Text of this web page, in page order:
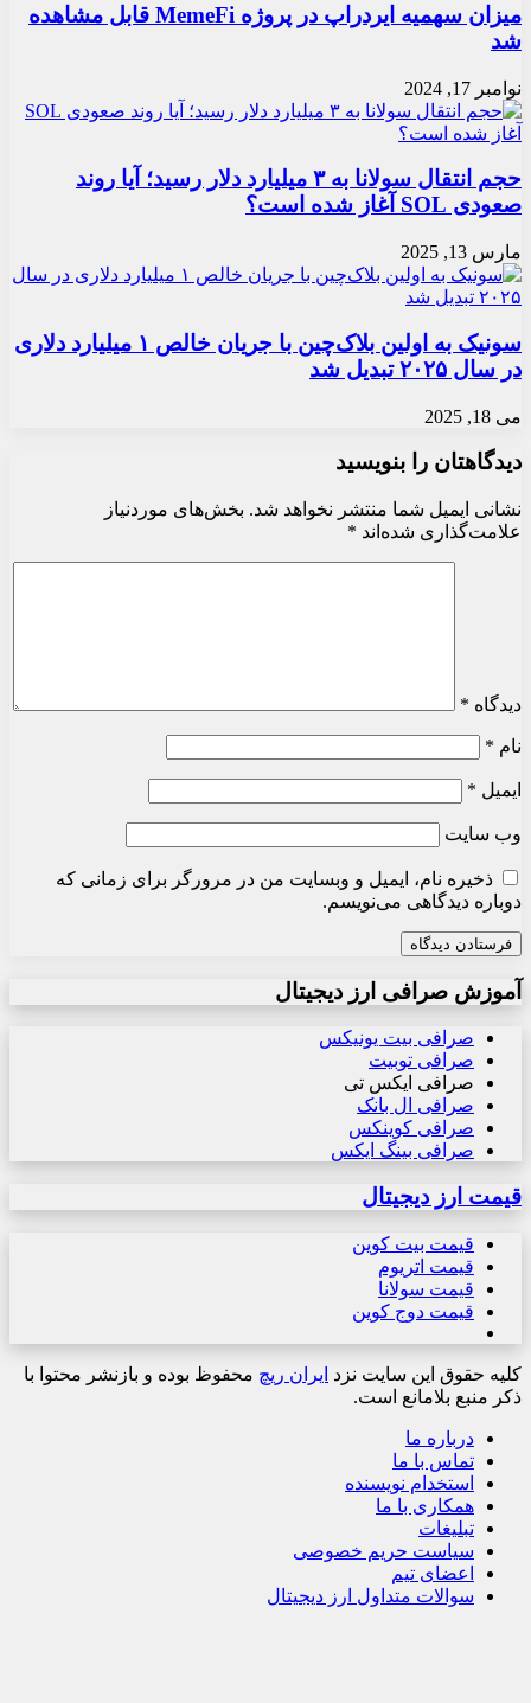
میزان سهمیه ایردراپ در پروژه MemeFi قابل مشاهده
شد
نوامبر 17, 2024
حجم انتقال سولانا به ۳ میلیارد دلار رسید؛ آیا روند
صعودی SOL آغاز شده است؟
مارس 13, 2025
سونیک به اولین بلاک‌چین با جریان خالص ۱ میلیارد دلاری
در سال ۲۰۲۵ تبدیل شد
می 18, 2025
دیدگاهتان را بنویسید
نشانی ایمیل شما منتشر نخواهد شد. بخش‌های موردنیاز
علامت‌گذاری شده‌اند *
دیدگاه *
نام *
ایمیل *
وب‌ سایت
ذخیره نام، ایمیل و وبسایت من در مرورگر برای زمانی که
دوباره دیدگاهی می‌نویسم.
آموزش صرافی ارز دیجیتال
صرافی بیت یونیکس
صرافی توبیت
صرافی ایکس تی
صرافی ال بانک
صرافی کوینکس
صرافی بینگ ایکس
قیمت ارز دیجیتال
قیمت بیت کوین
قیمت اتریوم
قیمت سولانا
قیمت دوج کوین
کلیه حقوق این سایت نزد ایران ریچ محفوظ بوده و بازنشر محتوا با
ذکر منبع بلامانع است.
درباره ما
تماس با ما
استخدام نویسنده
همکاری با ما
تبلیغات
سیاست حریم خصوصی
اعضای تیم
سوالات متداول ارز دیجیتال